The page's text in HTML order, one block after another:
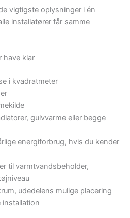
vigtigste oplysninger i én
installatører får samme
have klar
i kvadratmeter
gulvvarme eller begge
energiforbrug, hvis du kender
til varmtvandsbeholder,
udedelens mulige placering
installation